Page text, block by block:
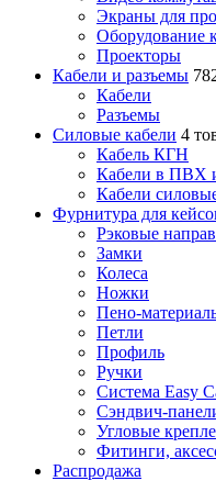
Экраны для
Оборудование
Проекторы
Кабели и разъемы
Кабели
Разъемы
Силовые кабели 4
Кабель КГН
Кабели в ПВХ
Кабели
Фурнитура для
Рэковые
Замки
Колеса
Ножки
Пено-
Петли
Профиль
Ручки
Система Easy
Сэндвич-
Угловые
Фитинги,
Распродажа